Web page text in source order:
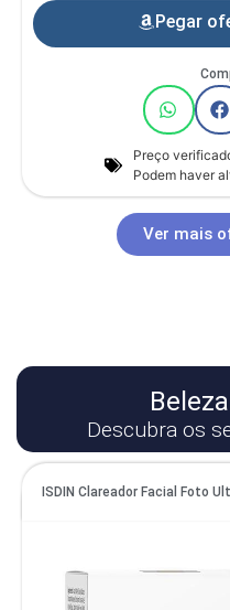
Pegar
Preço
Podem haver
Ver mais
Descubra os
ISDIN Clareador Facial Foto